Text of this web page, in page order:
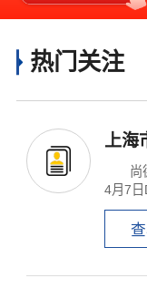
热门关注
上海
尚德
4月7日
年融合